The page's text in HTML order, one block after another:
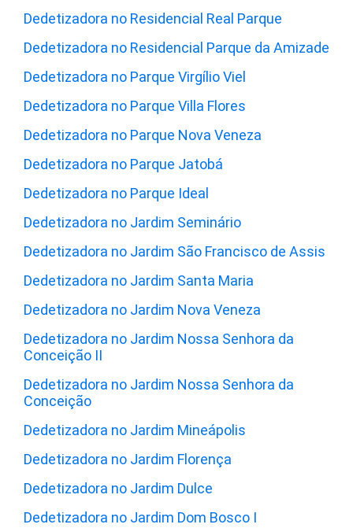
Dedetizadora no Residencial Real Parque
Dedetizadora no Residencial Parque da Amizade
Dedetizadora no Parque Virgílio Viel
Dedetizadora no Parque Villa Flores
Dedetizadora no Parque Nova Veneza
Dedetizadora no Parque Jatobá
Dedetizadora no Parque Ideal
Dedetizadora no Jardim Seminário
Dedetizadora no Jardim São Francisco de Assis
Dedetizadora no Jardim Santa Maria
Dedetizadora no Jardim Nova Veneza
Dedetizadora no Jardim Nossa Senhora da
Conceição II
Dedetizadora no Jardim Nossa Senhora da
Conceição
Dedetizadora no Jardim Mineápolis
Dedetizadora no Jardim Florença
Dedetizadora no Jardim Dulce
Dedetizadora no Jardim Dom Bosco I